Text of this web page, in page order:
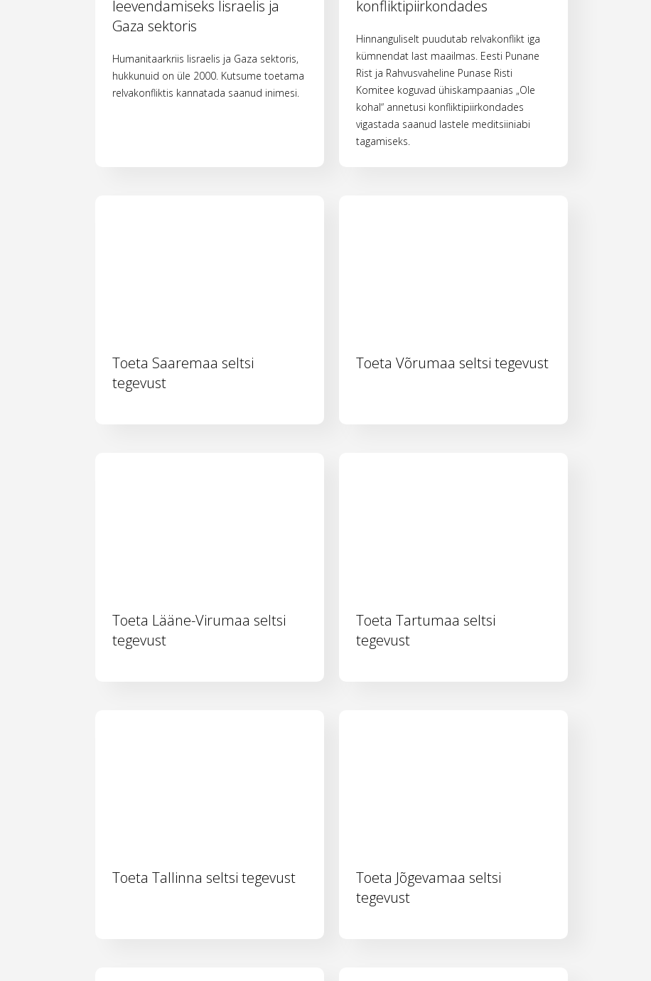
leevendamiseks Iisraelis ja
Gaza sektoris
Humanitaarkriis Iisraelis ja Gaza sektoris,
hukkunuid on üle 2000. Kutsume toetama
relvakonfliktis kannatada saanud inimesi.
konfliktipiirkondades
Hinnanguliselt puudutab relvakonflikt iga
kümnendat last maailmas. Eesti Punane
Rist ja Rahvusvaheline Punase Risti
Komitee koguvad ühiskampaanias „Ole
kohal“ annetusi konfliktipiirkondades
vigastada saanud lastele meditsiiniabi
tagamiseks.
Toeta Saaremaa seltsi
tegevust
Toeta Võrumaa seltsi tegevust
Toeta Lääne-Virumaa seltsi
tegevust
Toeta Tartumaa seltsi
tegevust
Toeta Tallinna seltsi tegevust
Toeta Jõgevamaa seltsi
tegevust